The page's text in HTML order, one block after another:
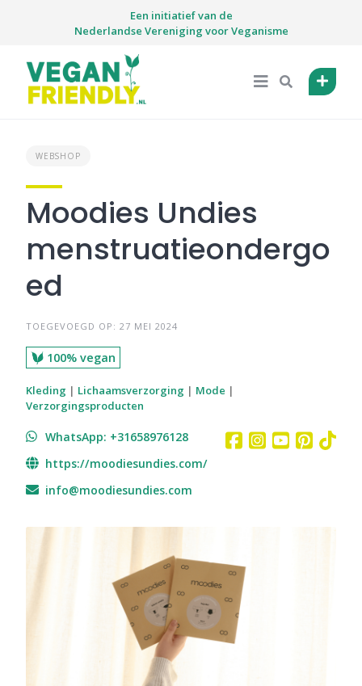
Een initiatief van de
Nederlandse Vereniging voor Veganisme
WEBSHOP
Moodies Undies
menstruatieondergo
ed
TOEGEVOEGD OP: 27 MEI 2024
100% vegan
Kleding | Lichaamsverzorging | Mode |
Verzorgingsproducten
WhatsApp: +31658976128
https://moodiesundies.com/
info@moodiesundies.com